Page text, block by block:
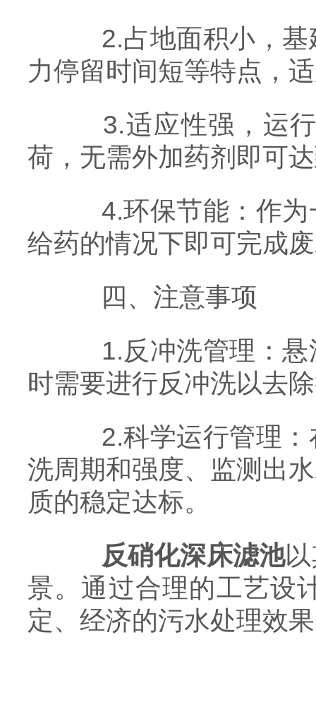
2.占地面积小，基
力停留时间短等特点，
3.适应性强，运行
荷，无需外加药剂即可
4.环保节能：作为
给药的情况下即可完成
四、注意事项
1.反冲洗管理：悬
时需要进行反冲洗以去
2.科学运行管理：
洗周期和强度、监测出
质的稳定达标。
反硝化深床滤池
景。通过合理的工艺设
定、经济的污水处理效